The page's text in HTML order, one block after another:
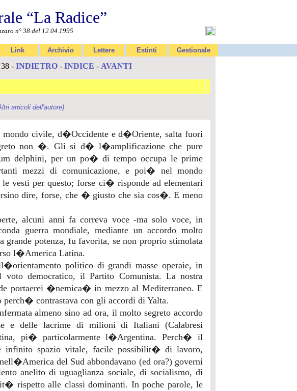
“La Radice”
n° 38 del 12.04.1995
Link Archivio Lettere Estinti Gestionale
38 - INDIETRO - INDICE - AVANTI
articoli dell'autore)
civile, d�Occidente e d�Oriente, salta fuori
non �. Gli si d� l�amplificazione che pure
delphini, per un po� di tempo occupa le prime
mezzi di comunicazione, e poi� nel mondo
per questo; forse ci� risponde ad elementari
dire, forse, che � giusto che sia cos�. E meno
alcuni anni fa correva voce -ma solo voce, in
guerra mondiale, mediante un accordo molto
grande potenza, fu favorita, se non proprio stimolata
l�America Latina.
politico di grandi masse operaie, in
democratico, il Partito Comunista. La nostra
portaerei �nemica� in mezzo al Mediterraneo. E
contrastava con gli accordi di Yalta.
almeno sino ad ora, il molto segreto accordo
e delle lacrime di milioni di Italiani (Calabresi
pi� particolarmente l�Argentina. Perch� il
infinito spazio vitale, facile possibilit� di lavoro,
del Sud abbondavano (ed ora?) governi
anelito di uguaglianza sociale, di socialismo, di
rispetto alle classi dominanti. In poche parole, le